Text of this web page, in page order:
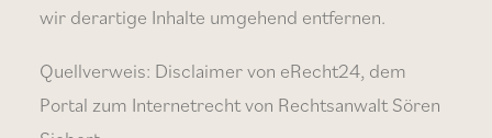
wir derartige Inhalte umgehend entfernen.
Quellverweis: Disclaimer von eRecht24, dem
Portal zum Internetrecht von Rechtsanwalt Sören